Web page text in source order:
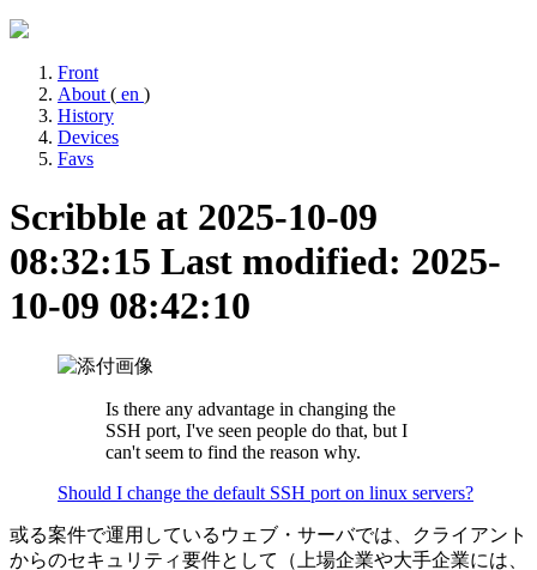
Front
About ( en )
History
Devices
Favs
Scribble at 2025-10-09
08:32:15 Last modified: 2025-
10-09 08:42:10
Is there any advantage in changing the
SSH port, I've seen people do that, but I
can't seem to find the reason why.
Should I change the default SSH port on linux servers?
或る案件で運用しているウェブ・サーバでは、クライアント
からのセキュリティ要件として（上場企業や大手企業には、